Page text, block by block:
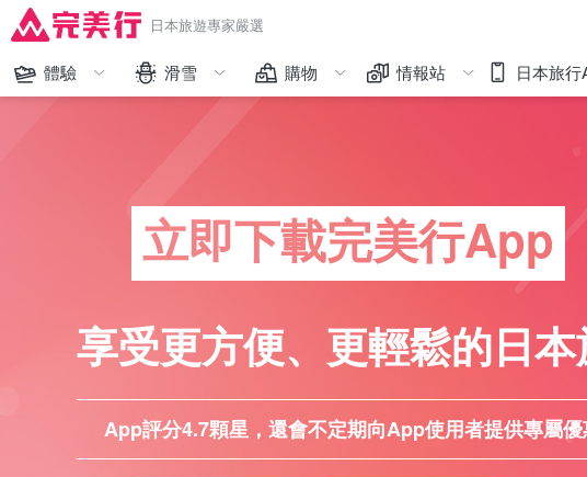
日本旅遊專家嚴選
體驗
看更多
滑雪
志賀、野澤溫泉、輕井澤
六甲山、峰山高原
看更多
購物
品牌一覽
精選日本人氣免稅商品
情報站
體驗
美食
日本旅行
立即下載完美行App
享受更方便、更輕鬆的日
App評分4.7顆星，還會不定期向App使用者提供專屬